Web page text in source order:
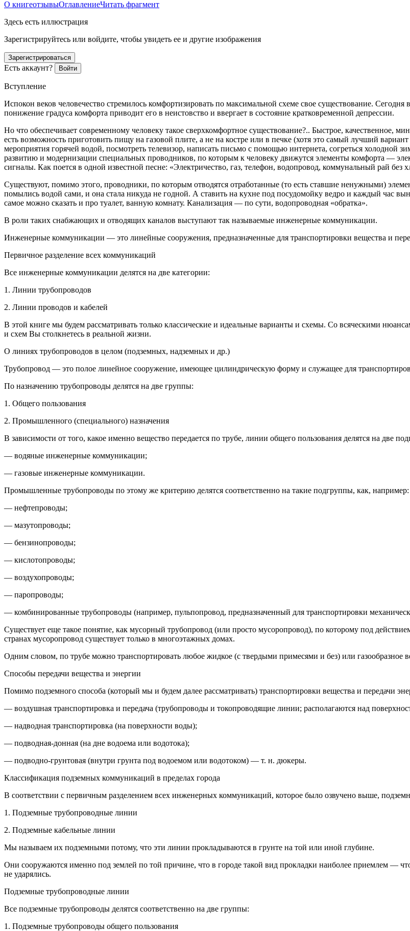
О книгеотзывыОглавлениеЧитать фрагмент
Здесь есть иллюстрация
Зарегистрируйтесь или войдите, чтобы увидеть ее и другие изображения
Зарегистрироваться
Есть аккаунт? Войти
Вступление
Испокон веков человечество стремилось комфортизировать по максимальной схеме свое существование.
понижение градуса комфорта приводит его в неистовство и ввергает в состояние кратковременной депрессии.
Но что обеспечивает современному человеку такое сверхкомфортное существование?.. Быстрое, качественное,
есть возможность приготовить пищу на газовой плите, а не на костре или в печке (хотя это самый лучший
мероприятия горячей водой, посмотреть телевизор, написать письмо с помощью интернета, согреться холодной
развитию и модернизации специальных проводников, по которым к человеку движутся элементы комфорта —
сигналы. Как поется в одной известной песне: «Электричество, газ, телефон, водопровод, коммунальный рай без
Существуют, помимо этого, проводники, по которым отводятся отработанные (то есть ставшие ненужными)
помылись водой сами, и она стала никуда не годной. А ставить на кухне под посудомойку ведро и каждый час
самое можно сказать и про туалет, ванную комнату. Канализация — по сути, водопроводная «обратка».
В роли таких снабжающих и отводящих каналов выступают так называемые инженерные коммуникации.
Инженерные коммуникации — это линейные сооружения, предназначенные для транспортировки вещества и
Первичное разделение всех коммуникаций
Все инженерные коммуникации делятся на две категории:
1. Линии трубопроводов
2. Линии проводов и кабелей
В этой книге мы будем рассматривать только классические и идеальные варианты и схемы. Со всяческими
и схем Вы столкнетесь в реальной жизни.
О линиях трубопроводов в целом (подземных, надземных и др.)
Трубопровод — это полое линейное сооружение, имеющее цилиндрическую форму и служащее для
По назначению трубопроводы делятся на две группы:
1. Общего пользования
2. Промышленного (специального) назначения
В зависимости от того, какое именно вещество передается по трубе, линии общего пользования делятся на две
— водяные инженерные коммуникации;
— газовые инженерные коммуникации.
Промышленные трубопроводы по этому же критерию делятся соответственно на такие подгруппы, как, например:
— нефтепроводы;
— мазутопроводы;
— бензинопроводы;
— кислотопроводы;
— воздухопроводы;
— паропроводы;
— комбинированные трубопроводы (например, пульпопровод, предназначенный для транспортировки
Существует еще такое понятие, как мусорный трубопровод (или просто мусоропровод), по которому под
странах мусоропровод существует только в многоэтажных домах.
Одним словом, по трубе можно транспортировать любое жидкое (с твердыми примесями и без) или газообразное
Способы передачи вещества и энергии
Помимо подземного способа (который мы и будем далее рассматривать) транспортировки вещества и передачи
— воздушная транспортировка и передача (трубопроводы и токопроводящие линии; располагаются над
— надводная транспортировка (на поверхности воды);
— подводная-донная (на дне водоема или водотока);
— подводно-грунтовая (внутри грунта под водоемом или водотоком) — т. н. дюкеры.
Классификация подземных коммуникаций в пределах города
В соответствии с первичным разделением всех инженерных коммуникаций, которое было озвучено выше,
1. Подземные трубопроводные линии
2. Подземные кабельные линии
Мы называем их подземными потому, что эти линии прокладываются в грунте на той или иной глубине.
Они сооружаются именно под землей по той причине, что в городе такой вид прокладки наиболее приемлем —
не ударялись.
Подземные трубопроводные линии
Все подземные трубопроводы делятся соответственно на две группы:
1. Подземные трубопроводы общего пользования